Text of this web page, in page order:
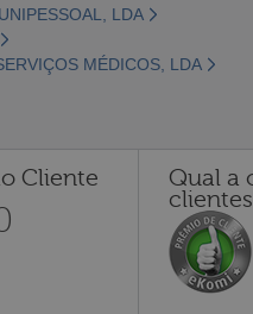
LDA
MÉDICOS, LDA
Cliente Qual a